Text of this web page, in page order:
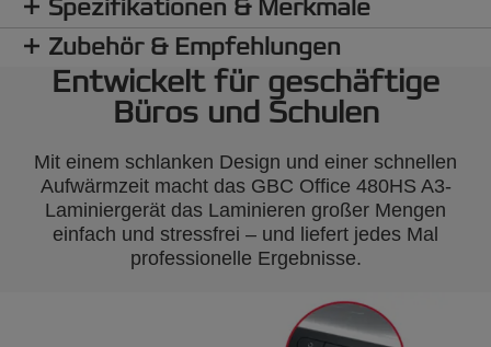
Spezifikationen & Merkmale
Zubehör & Empfehlungen
Entwickelt für geschäftige
Büros und Schulen
Mit einem schlanken Design und einer schnellen
Aufwärmzeit macht das GBC Office 480HS A3-
Laminiergerät das Laminieren großer Mengen
einfach und stressfrei – und liefert jedes Mal
professionelle Ergebnisse.